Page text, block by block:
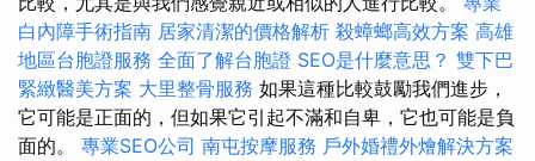
白內障手術指南 居家清潔的價格解析 殺蟑螂高效方案 高雄
地區台胞證服務 全面了解台胞證 SEO是什麼意思？ 雙下巴
緊緻醫美方案 大里整骨服務 如果這種比較鼓勵我們進步，
它可能是正面的，但如果它引起不滿和自卑，它也可能是負
面的。 專業SEO公司 南屯按摩服務 戶外婚禮外燴解決方案